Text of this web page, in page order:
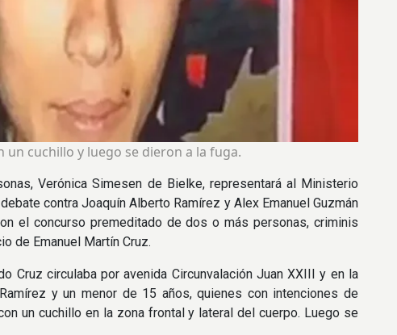
un cuchillo y luego se dieron a la fuga.
Verónica Simesen de Bielke, representará al Ministerio
contra Joaquín Alberto Ramírez y Alex Emanuel Guzmán
el concurso premeditado de dos o más personas, criminis
de Emanuel Martín Cruz.
Cruz circulaba por avenida Circunvalación Juan XXIII y en la
y un menor de 15 años, quienes con intenciones de
un cuchillo en la zona frontal y lateral del cuerpo. Luego se